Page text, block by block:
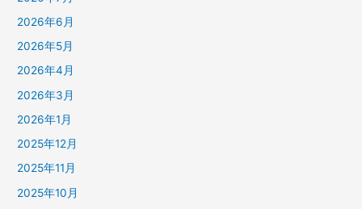
2026年6月
2026年5月
2026年4月
2026年3月
2026年1月
2025年12月
2025年11月
2025年10月